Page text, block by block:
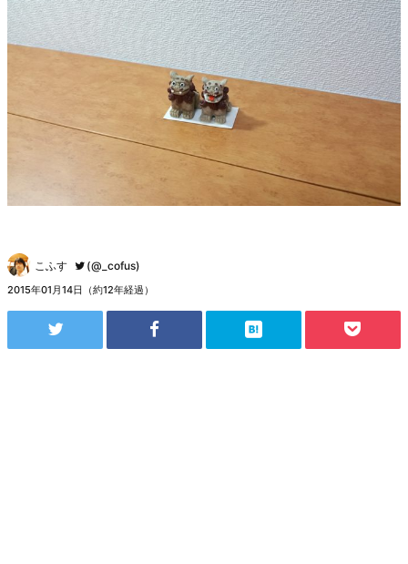
こふす (@_cofus)
2015年01月14日（約12年経過）